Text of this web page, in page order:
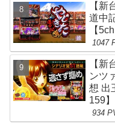
【新
道中
【
1047
【
ンツ
想 出
159】
934